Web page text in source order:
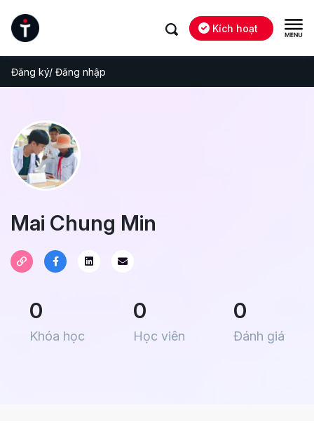
Kích hoạt
Đăng ký/ Đăng nhập
Mai Chung Min
0
Khóa học
0
Học viên
0
Đánh giá